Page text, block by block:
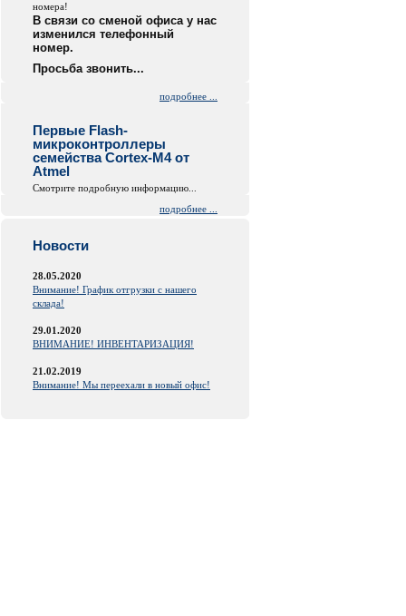
номера!
В связи со сменой офиса у нас
изменился телефонный
номер.
Просьба звонить...
подробнее ...
Первые Flash-
микроконтроллеры
семейства Cortex-M4 от
Atmel
Смотрите подробную информацию...
подробнее ...
Новости
28.05.2020
Внимание! График отгрузки с нашего
склада!
29.01.2020
ВНИМАНИЕ! ИНВЕНТАРИЗАЦИЯ!
21.02.2019
Внимание! Мы переехали в новый офис!